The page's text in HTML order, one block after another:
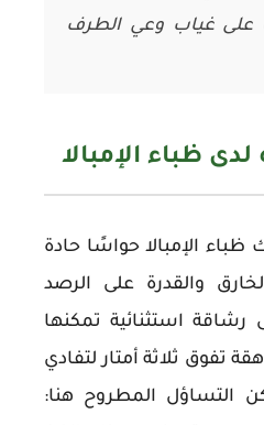
على غياب وعي الطرف
لدى ظباء الإمبالا
ظباء الإمبالا حواسًا حادة
والقدرة على الرصد
رشاقة استثنائية تمكنها
تفوق ثلاثة أمتار لتفادي
التساؤل المطروح هنا: